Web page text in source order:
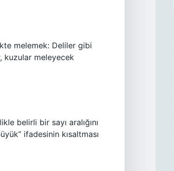
melemek: Deliler gibi
kuzular meleyecek
belirli bir sayı aralığını
ifadesinin kısaltması